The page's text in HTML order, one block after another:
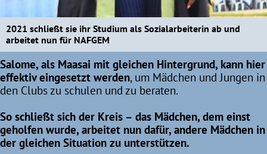
2021 schließt sie ihr Studium als Sozialarbeiterin ab und
arbeitet nun für NAFGEM
Salome, als Maasai mit gleichen Hintergrund, kann hier
effektiv eingesetzt werden, um Mädchen und Jungen in
den Clubs zu schulen und zu beraten.
So schließt sich der Kreis – das Mädchen, dem einst
geholfen wurde, arbeitet nun dafür, andere Mädchen in
der gleichen Situation zu unterstützen.